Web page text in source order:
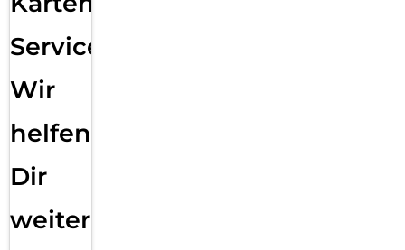
Service:
Wir
helfen
Dir
weiter